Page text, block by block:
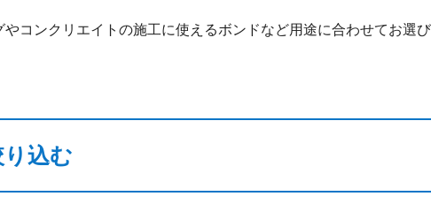
コンクリエイトの施工に使えるボンドなど用途に合わせてお選
込む